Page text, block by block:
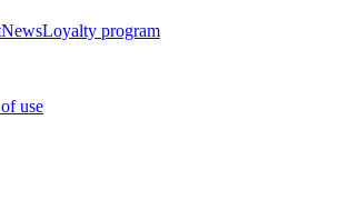
NewsLoyalty program
use